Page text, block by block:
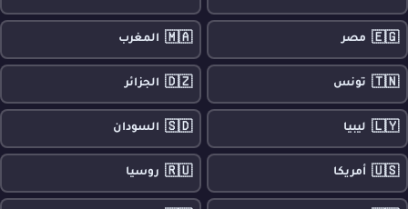
🇪🇬 مصر 🇲🇦 المغرب
🇹🇳 تونس 🇩🇿 الجزائر
🇱🇾 ليبيا 🇸🇩 السودان
🇺🇸 أمريكا 🇷🇺 روسيا